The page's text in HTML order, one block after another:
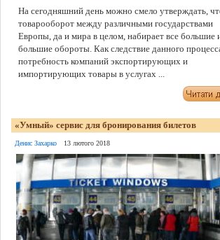
На сегодняшний день можно смело утверждать,
товарооборот между различными государствами
Европы, да и мира в целом, набирает все большие
большие обороты. Как следствие данного
потребность компаний экспортирующих и
импортирующих товары в услугах ...
«Умный» сервис для бронирования билетов
Денис Захарко 13 лютого 2018